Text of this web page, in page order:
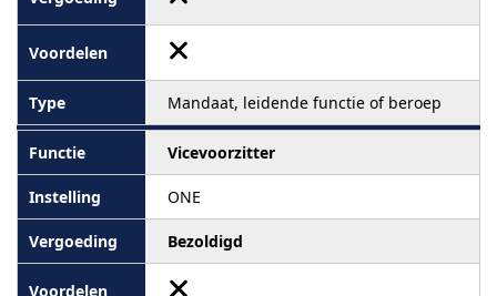
Mandaat, leidende functie of beroep
Vicevoorzitter
ONE
Bezoldigd